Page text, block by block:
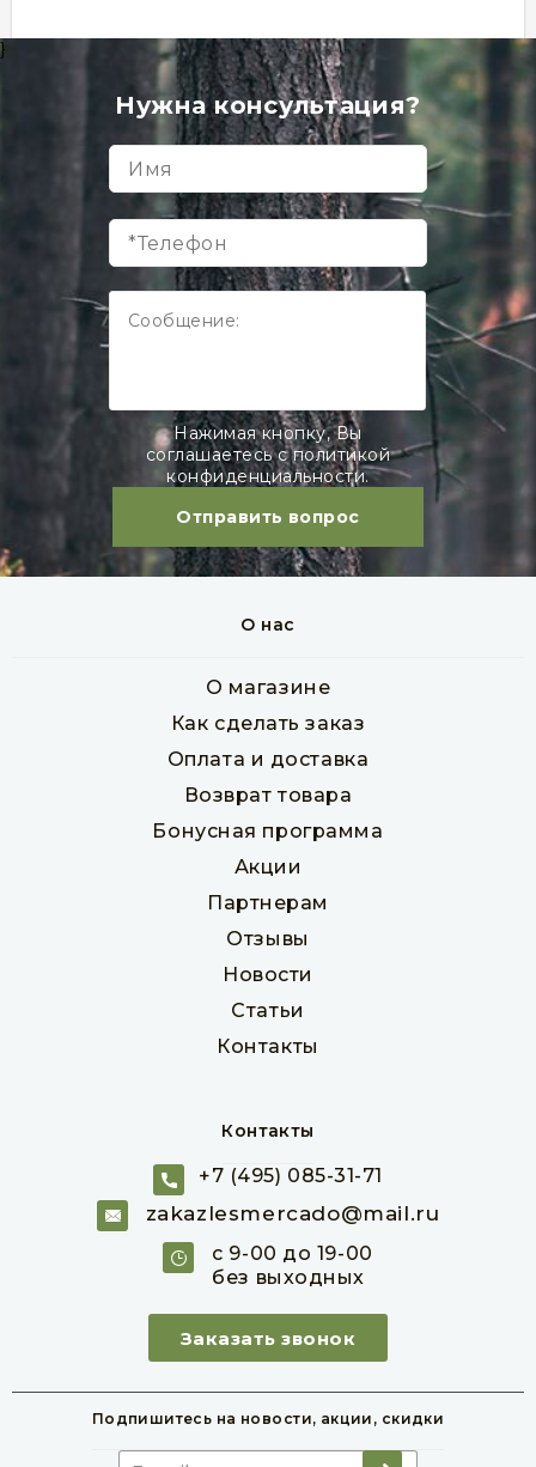
Фанера ФСФ 24 мм сорт 3/4 1220 х 2440 мм
Товар в наличии
В корзину
В корзину
Фанера ФСФ 40 мм сорт 3/4 1220 х 2440 мм
Товар в наличии
}
Нужна консультация?
Нажимая кнопку, Вы
соглашаетесь с политикой
конфиденциальности.
Отправить вопрос
О нас
О магазине
Как сделать заказ
Оплата и доставка
Возврат товара
Бонусная программа
Акции
Партнерам
Отзывы
Новости
Статьи
Контакты
Контакты
+7 (495) 085-31-71
zakazlesmercado@mail.ru
с 9-00 до 19-00
без выходных
Заказать звонок
Подпишитесь на новости, акции, скидки